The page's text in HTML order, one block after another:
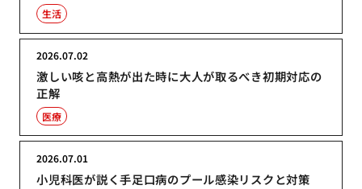
生活
激しい咳と高熱が出た時に大人が取るべき初期対応の
正解
2026.07.02
医療
小児科医が説く手足口病のプール感染リスクと対策
2026.07.01